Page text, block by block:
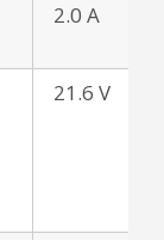
2.0 A
21.6 V